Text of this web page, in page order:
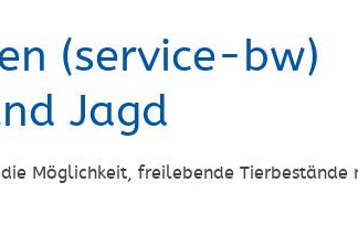
(service-bw)
Jagd
Möglichkeit, freilebende